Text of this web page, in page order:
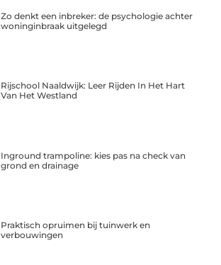
Zo denkt een inbreker: de psychologie achter
woninginbraak uitgelegd
Rijschool Naaldwijk: Leer Rijden In Het Hart
Van Het Westland
Inground trampoline: kies pas na check van
grond en drainage
Praktisch opruimen bij tuinwerk en
verbouwingen